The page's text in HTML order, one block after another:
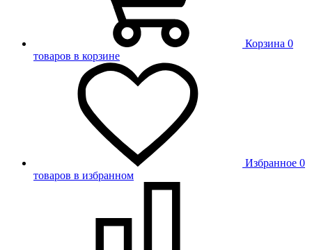
Корзина 0
товаров в корзине
Избранное 0
товаров в избранном